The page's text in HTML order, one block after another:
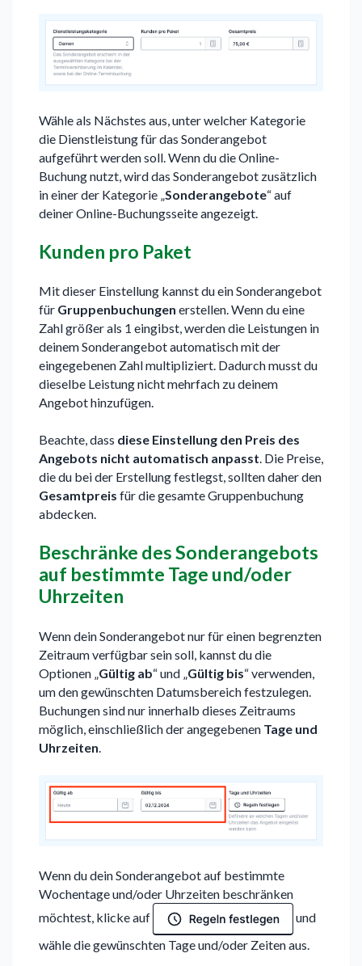
Wähle als Nächstes aus, unter welcher Kategorie
die Dienstleistung für das Sonderangebot
aufgeführt werden soll. Wenn du die Online-
Buchung nutzt, wird das Sonderangebot zusätzlich
in einer der Kategorie „ Sonderangebote“ auf
deiner Online-Buchungsseite angezeigt.
Kunden pro Paket
Mit dieser Einstellung kannst du ein Sonderangebot
für Gruppenbuchungen erstellen. Wenn du eine
Zahl größer als 1 eingibst, werden die Leistungen in
deinem Sonderangebot automatisch mit der
eingegebenen Zahl multipliziert. Dadurch musst du
dieselbe Leistung nicht mehrfach zu deinem
Angebot hinzufügen.
Beachte, dass diese Einstellung den Preis des
Angebots nicht automatisch anpasst. Die Preise,
die du bei der Erstellung festlegst, sollten daher den
Gesamtpreis für die gesamte Gruppenbuchung
abdecken.
Beschränke des Sonderangebots
auf bestimmte Tage und/oder
Uhrzeiten
Wenn dein Sonderangebot nur für einen begrenzten
Zeitraum verfügbar sein soll, kannst du die
Optionen „ Gültig ab“ und „ Gültig bis“ verwenden,
um den gewünschten Datumsbereich festzulegen.
Buchungen sind nur innerhalb dieses Zeitraums
möglich, einschließlich der angegebenen Tage und
Uhrzeiten
Wenn du dein Sonderangebot auf bestimmte
Wochentage und/oder Uhrzeiten beschränken
möchtest, klicke auf
und
wähle die gewünschten Tage und/oder Zeiten aus.